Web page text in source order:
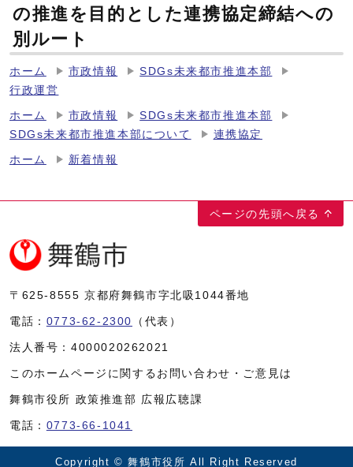
の推進を目的とした連携協定締結への
別ルート
ホーム 市政情報
SDGs未来都市推進本部
行政運営
ホーム 市政情報
SDGs未来都市推進本部
SDGs未来都市推進本部について
連携協定
ホーム 新着情報
ページの先頭へ戻る
〒625-8555 京都府舞鶴市字北吸1044番地
電話： 0773-62-2300 （代表）
法人番号： 4000020262021
このホームページに関するお問い合わせ・ご意見は
舞鶴市役所 政策推進部 広報広聴課
電話： 0773-66-1041
Copyright © 舞鶴市役所 All Right Reserved